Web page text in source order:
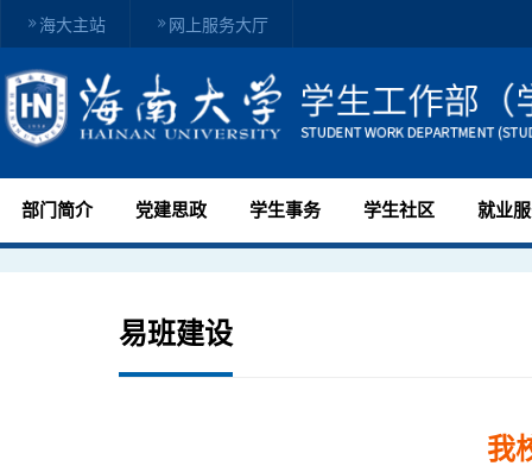
海大主站 网上服务大厅
部门简介 党建思政 学生事务 学生社区 就业
易班建设
我